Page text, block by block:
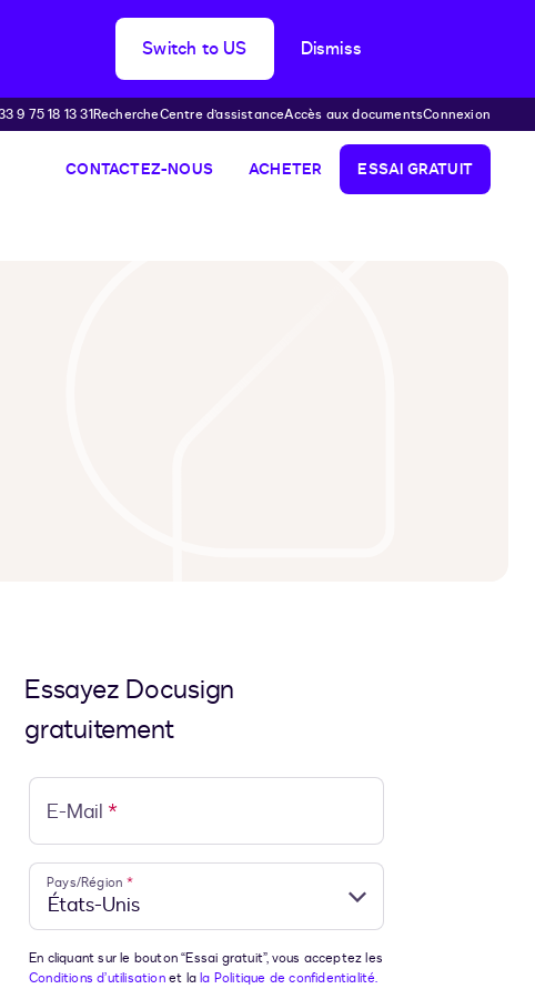
Switch to US Dismiss
9 75 18 13 31RechercheCentre d’assistanceAccès aux documentsConnexion
CONTACTEZ-NOUS ACHETER ESSAI GRATUIT
Essayez Docusign
gratuitement
E-Mail *
Pays/Région *
En cliquant sur le bouton “Essai gratuit”, vous acceptez les
Conditions d’utilisationet lala Politique de confidentialité.